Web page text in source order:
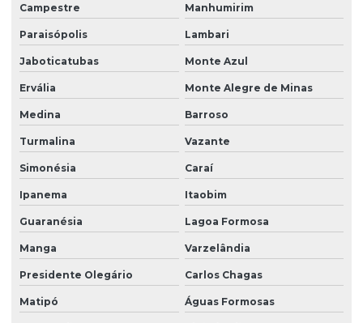
Campestre Manhumirim
Paraisópolis Lambari
Jaboticatubas Monte Azul
Ervália Monte Alegre de Minas
Medina Barroso
Turmalina Vazante
Simonésia Caraí
Ipanema Itaobim
Guaranésia Lagoa Formosa
Manga Varzelândia
Presidente Olegário Carlos Chagas
Matipó Águas Formosas